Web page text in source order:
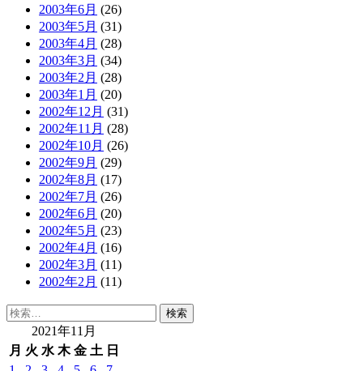
2003年6月 (26)
2003年5月 (31)
2003年4月 (28)
2003年3月 (34)
2003年2月 (28)
2003年1月 (20)
2002年12月 (31)
2002年11月 (28)
2002年10月 (26)
2002年9月 (29)
2002年8月 (17)
2002年7月 (26)
2002年6月 (20)
2002年5月 (23)
2002年4月 (16)
2002年3月 (11)
2002年2月 (11)
検
2021年11月
月 火 水 木 金 土 日